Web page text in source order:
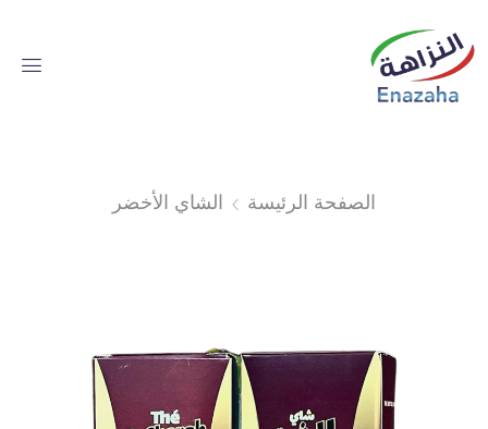
الصفحة الرئيسة الشاي الأخضر